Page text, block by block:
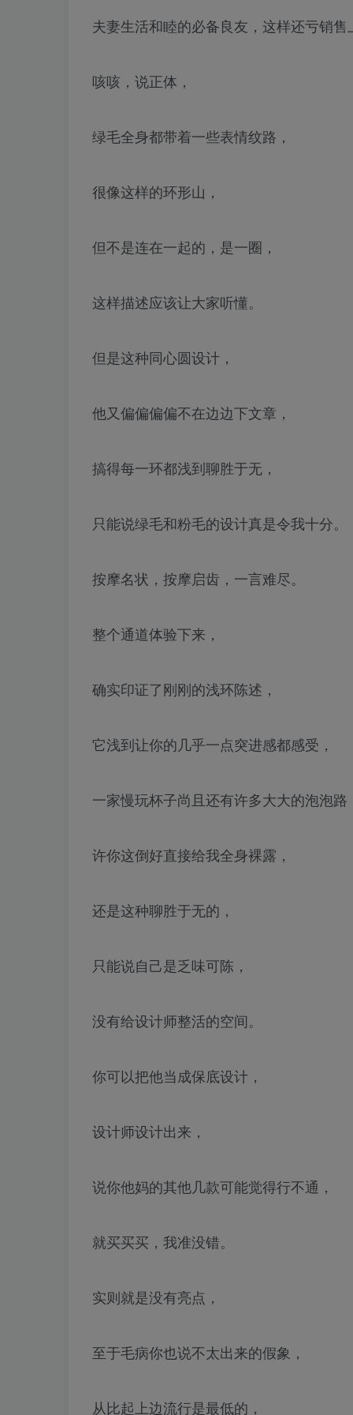
夫妻生活和睦的必备良友，这样还亏销售
咳咳，说正体，
绿毛全身都带着一些表情纹路，
很像这样的环形山，
但不是连在一起的，是一圈，
这样描述应该让大家听懂。
但是这种同心圆设计，
他又偏偏偏偏不在边边下文章，
搞得每一环都浅到聊胜于无，
只能说绿毛和粉毛的设计真是令我十分。
按摩名状，按摩启齿，一言难尽。
整个通道体验下来，
确实印证了刚刚的浅环陈述，
它浅到让你的几乎一点突进感都感受，
一家慢玩杯子尚且还有许多大大的泡泡路
许你这倒好直接给我全身裸露，
还是这种聊胜于无的，
只能说自己是乏味可陈，
没有给设计师整活的空间。
你可以把他当成保底设计，
设计师设计出来，
说你他妈的其他几款可能觉得行不通，
就买买买，我准没错。
实则就是没有亮点，
至于毛病你也说不太出来的假象，
从比起上边流行是最低的，